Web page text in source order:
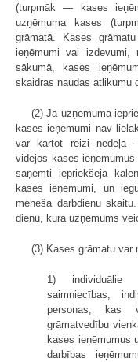
(turpmāk — kases
uzņēmuma kases
grāmatā. Kases
ieņēmumi vai izdevumi,
sākumā, kases
skaidras naudas atlikumu
(2) Ja uzņēmuma
kases ieņēmumi nav
var kārtot reizi nedēļā
vidējos kases
saņemti iepriekšējā
kases ieņēmumi, un
mēneša darbdienu
dienu, kurā uzņēmums
(3) Kases grāmatu var
1) individuālie
saimniecības,
personas, kas
grāmatvedību
kases ieņēmumus
darbības